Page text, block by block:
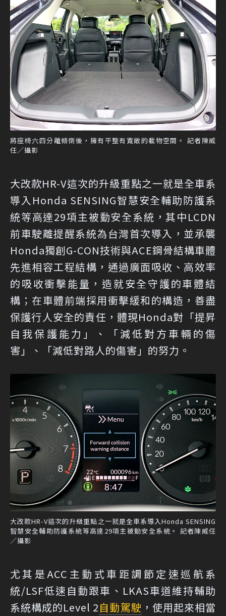
將座椅六四分離傾倒後，擁有平整有寬敞的載物空間。 記者陳威
任／攝影
大改款HR-V這次的升級重點之一就是全車系
導入Honda SENSING智慧安全輔助防護系
統等高達29項主被動安全系統，其中LCDN
前車駛離提醒系統為台灣首次導入，並承襲
Honda獨創G-CON技術與ACE鋼骨結構車體
先進相容工程結構，通過廣面吸收、高效率
的吸收衝擊能量，造就安全守護的車體結
構；在車體前端採用衝擊緩和的構造，善盡
保護行人安全的責任，體現Honda對「提昇
自我保護能力」、「減低對方車輛的傷
害」、「減低對路人的傷害」的努力。
大改款HR-V這次的升級重點之一就是全車系導入Honda SENSING
智慧安全輔助防護系統等高達29項主被動安全系統。 記者陳威任
／攝影
尤其是ACC主動式車距調節定速巡航系
統/LSF低速自動跟車、LKAS車道維持輔助
系統構成的Level 2自動駕駛 ，使用起來相當